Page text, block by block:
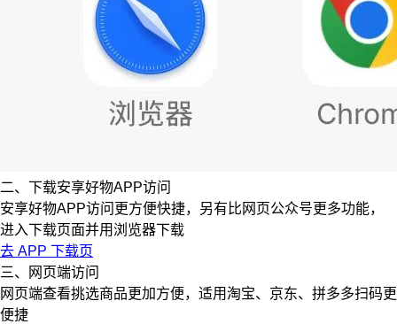
二、下载安享好物APP访问
安享好物APP访问更方便快捷，另有比网页公众号更多功能，
进入下载页面并用浏览器下载
去 APP 下载页
三、网页端访问
网页端查看挑选商品更加方便，适用淘宝、京东、拼多多扫码更
便捷